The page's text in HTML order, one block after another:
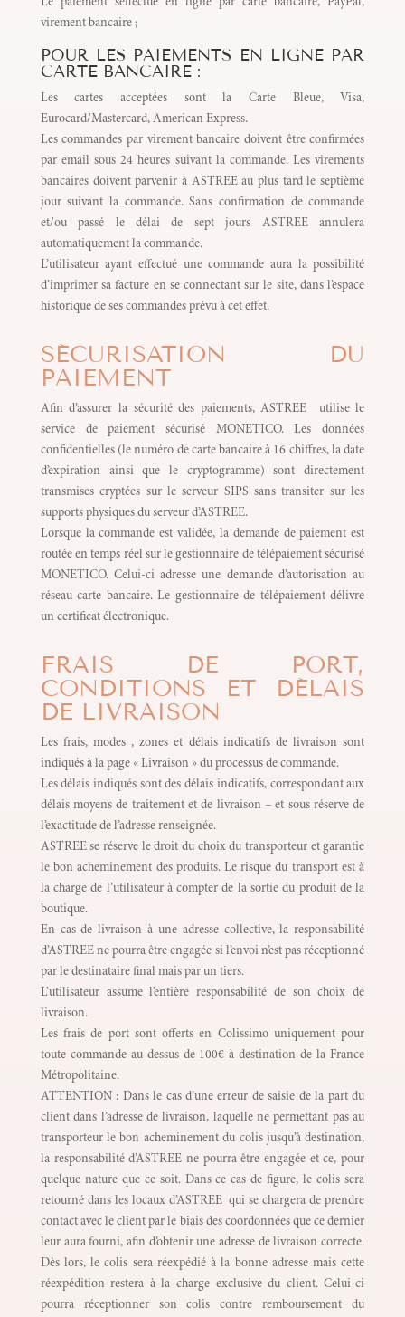
Le paiement s’effectue en ligne par carte bancaire, PayPal,
virement bancaire ;
POUR LES PAIEMENTS EN LIGNE PAR
CARTE BANCAIRE :
Les cartes acceptées sont la Carte Bleue, Visa,
Eurocard/Mastercard, American Express.
Les commandes par virement bancaire doivent être confirmées
par email sous 24 heures suivant la commande. Les virements
bancaires doivent parvenir à ASTREE au plus tard le septième
jour suivant la commande. Sans confirmation de commande
et/ou passé le délai de sept jours ASTREE annulera
automatiquement la commande.
L’utilisateur ayant effectué une commande aura la possibilité
d’imprimer sa facture en se connectant sur le site, dans l’espace
historique de ses commandes prévu à cet effet.
SÉCURISATION DU
PAIEMENT
Afin d’assurer la sécurité des paiements, ASTREE utilise le
service de paiement sécurisé MONETICO. Les données
confidentielles (le numéro de carte bancaire à 16 chiffres, la date
d’expiration ainsi que le cryptogramme) sont directement
transmises cryptées sur le serveur SIPS sans transiter sur les
supports physiques du serveur d’ASTREE.
Lorsque la commande est validée, la demande de paiement est
routée en temps réel sur le gestionnaire de télépaiement sécurisé
MONETICO. Celui-ci adresse une demande d’autorisation au
réseau carte bancaire. Le gestionnaire de télépaiement délivre
un certificat électronique.
FRAIS DE PORT,
CONDITIONS ET DÉLAIS
DE LIVRAISON
Les frais, modes , zones et délais indicatifs de livraison sont
indiqués à la page « Livraison » du processus de commande.
Les délais indiqués sont des délais indicatifs, correspondant aux
délais moyens de traitement et de livraison – et sous réserve de
l’exactitude de l’adresse renseignée.
ASTREE se réserve le droit du choix du transporteur et garantie
le bon acheminement des produits. Le risque du transport est à
la charge de l’utilisateur à compter de la sortie du produit de la
boutique.
En cas de livraison à une adresse collective, la responsabilité
d’ASTREE ne pourra être engagée si l’envoi n’est pas réceptionné
par le destinataire final mais par un tiers.
L’utilisateur assume l’entière responsabilité de son choix de
livraison.
Les frais de port sont offerts en Colissimo uniquement pour
toute commande au dessus de 100€ à destination de la France
Métropolitaine.
ATTENTION : Dans le cas d’une erreur de saisie de la part du
client dans l’adresse de livraison, laquelle ne permettant pas au
transporteur le bon acheminement du colis jusqu’à destination,
la responsabilité d’ASTREE ne pourra être engagée et ce, pour
quelque nature que ce soit. Dans ce cas de figure, le colis sera
retourné dans les locaux d’ASTREE qui se chargera de prendre
contact avec le client par le biais des coordonnées que ce dernier
leur aura fourni, afin d’obtenir une adresse de livraison correcte.
Dès lors, le colis sera réexpédié à la bonne adresse mais cette
réexpédition restera à la charge exclusive du client. Celui-ci
pourra réceptionner son colis contre remboursement du